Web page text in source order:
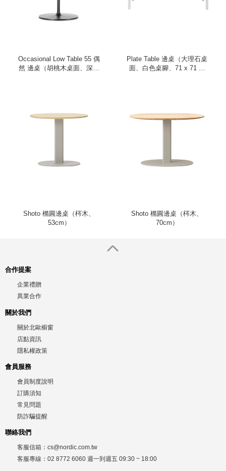
Occasional Low Table 55 偶
然 邊桌（胡桃木桌面、深棕
Plate Table 邊桌（大理石桌
面、白色桌腳、71 x 71 公
Shoto 橢圓邊桌（梣木、
53cm）
Shoto 橢圓邊桌（梣木、
70cm）
合作提案
企業禮贈
異業合作
關於我們
關於北歐櫥窗
店點資訊
隱私權政策
會員服務
會員制度說明
訂購須知
常見問題
防詐騙提醒
聯絡我們
客服信箱： cs@nordic.com.tw
客服專線： 02 8772 6060 週一到週五 09:30 ~ 18:00